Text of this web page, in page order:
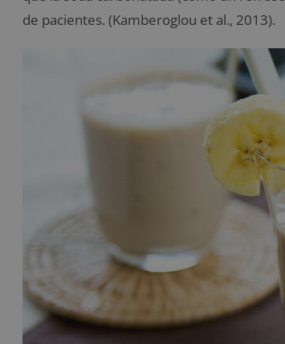
de pacientes. (Kamberoglou et al., 2013).